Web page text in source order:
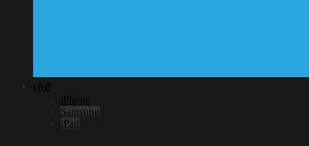
เคส
iPhone
Samsung
iPad